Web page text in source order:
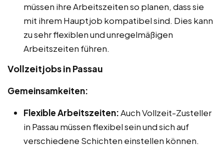
müssen ihre Arbeitszeiten so planen, dass sie
mit ihrem Hauptjob kompatibel sind. Dies kann
zu sehr flexiblen und unregelmäßigen
Arbeitszeiten führen.
Vollzeitjobs in Passau
Gemeinsamkeiten:
Flexible Arbeitszeiten:Auch Vollzeit-Zusteller
in Passau müssen flexibel sein und sich auf
verschiedene Schichten einstellen können.